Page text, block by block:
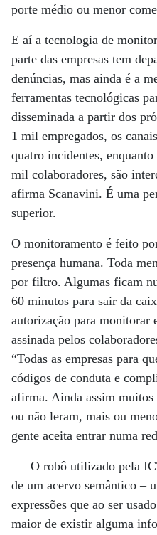
porte médio ou menor
E aí a tecnologia de
parte das empresas tem
denúncias, mas ainda é a
ferramentas tecnológicas
disseminada a partir dos
1 mil empregados, os
quatro incidentes,
mil colaboradores, são
afirma Scanavini. É uma
superior.
O monitoramento é feito
presença humana. Toda
por filtro. Algumas ficam
60 minutos para sair da
autorização para monitorar
assinada pelos
“Todas as empresas para
códigos de conduta e
afirma. Ainda assim muitos
ou não leram, mais ou
gente aceita entrar numa
O robô utilizado pela
de um acervo semântico –
expressões que ao ser
maior de existir alguma